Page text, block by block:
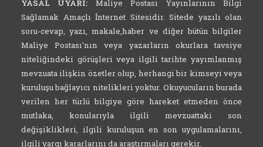
YASAL UYARI: Maliye Postası Yayınlarının Bilgi
Sağlamak Amaçlı İnternet Sitesidir. Sitede yazılı olan
soru-cevap, yazı, makale,haber ve diğer bütün bilgiler
Maliye Postası'nın veya yazarların okurlara tavsiye
niteliğindeki görüşleri veya ilgili tarihte yayımlanmış
mevzuata ilişkin özetler olup, herhangi bir kimseyi veya
kuruluşu bağlayıcı nitelikleri yoktur. Okuyucuların burada
verilen her türlü bilgiye göre hareket etmeden önce
mutlaka, konularıyla ilgili mevzuattaki son
değişiklikleri, ilgili kuruluşun en son uygulamalarını,
ilgili yargı kararlarını da araştırmaları gerekir.